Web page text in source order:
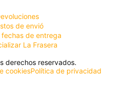
de envió
fechas de entrega
La Frasera
derechos reservados.
cookiesPolítica de privacidad